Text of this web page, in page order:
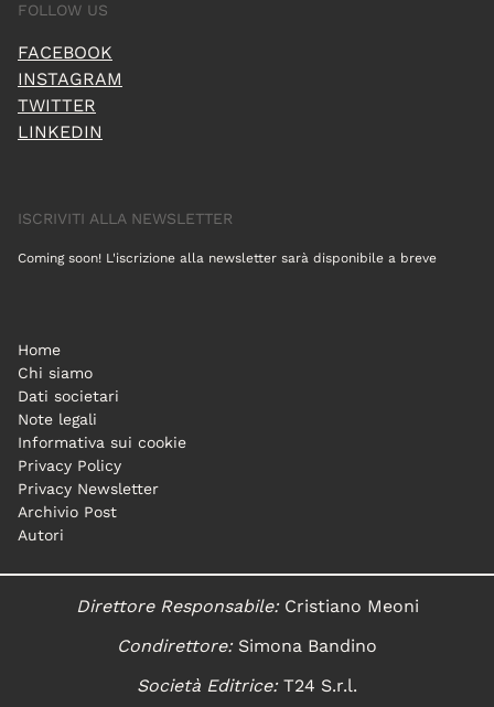
FOLLOW US
FACEBOOK
INSTAGRAM
TWITTER
LINKEDIN
ISCRIVITI ALLA NEWSLETTER
Coming soon! L'iscrizione alla newsletter sarà disponibile a breve
Home
Chi siamo
Dati societari
Note legali
Informativa sui cookie
Privacy Policy
Privacy Newsletter
Archivio Post
Autori
Direttore Responsabile:Cristiano Meoni
Condirettore:Simona Bandino
Società Editrice:T24 S.r.l.